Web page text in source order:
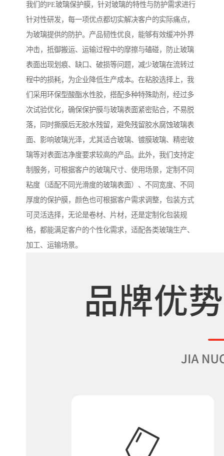
我们的PE玻璃保护膜，针对玻璃的特性与防护需求进行
针对性研发，每一项优点都切实解决客户的实际痛点，
为玻璃提供的防护。产品韧性优良，能够有效缓冲外界
冲击，抵御搬运、运输过程中的摩擦与磕碰，防止玻璃
表面出现划痕、缺口、破损等问题，减少玻璃在流转过
程中的损耗，为企业降低生产成本。在粘胶选择上，我
们采用环保型酸酯水性胶，搭配多种特殊助剂，经过多
次试验优化，确保保护膜与玻璃表面紧密贴合，不易脱
落，同时撕膜后无胶水残留，避免残留胶水腐蚀玻璃表
面、影响玻璃光泽，尤其适合玻璃、镀膜玻璃、精密玻
璃等对表面洁净度要求较高的产品。此外，我们支持定
制服务，可根据客户的玻璃尺寸、使用场景，定制不同
粘度（适配不同光滑度的玻璃表面）、不同宽度、不同
厚度的保护膜，颜色也可根据客户需求调整，包装方式
可灵活选择，无论是卷材、片材，还是定制化包装规
格，都能满足客户的个性化需求，适配各类玻璃生产、
加工、运输场景。